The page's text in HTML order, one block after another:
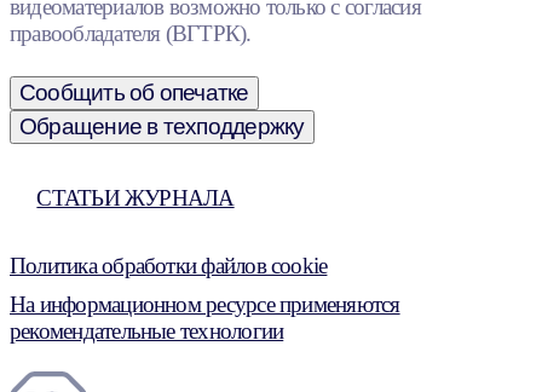
видеоматериалов возможно только с согласия
правообладателя (ВГТРК).
Сообщить об опечатке
Обращение в техподдержку
СТАТЬИ ЖУРНАЛА
Политика обработки файлов cookie
На информационном ресурсе применяются
рекомендательные технологии